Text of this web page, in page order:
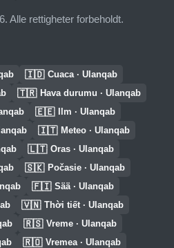
Alle rettigheter forbeholdt.
🇮🇩 Cuaca · Ulanqab
🇹🇷 Hava durumu · Ulanqab
🇪🇪 Ilm · Ulanqab
🇮🇹 Meteo · Ulanqab
🇱🇹 Oras · Ulanqab
🇸🇰 Počasie · Ulanqab
🇫🇮 Sää · Ulanqab
🇻🇳 Thời tiết · Ulanqab
🇷🇸 Vreme · Ulanqab
🇷🇴 Vremea · Ulanqab